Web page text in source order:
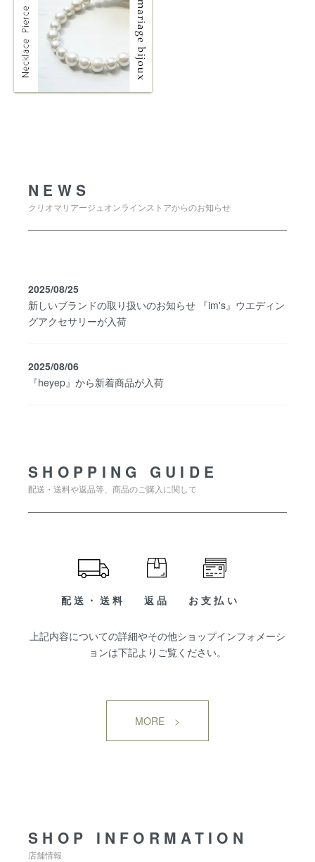
NEWS
クリオマリアージュオンラインストアからのお知らせ
2025/08/25
新しいブランドの取り扱いのお知らせ 『im's』ウエディン
グアクセサリーが入荷
2025/08/06
『heyep』から新着商品が入荷
SHOPPING GUIDE
配送・送料や返品等、商品のご購入に関して
配送・送料 返品 お支払い
上記内容についての詳細やその他ショップインフォメーシ
ョンは下記よりご覧ください。
MORE >
SHOP INFORMATION
店舗情報